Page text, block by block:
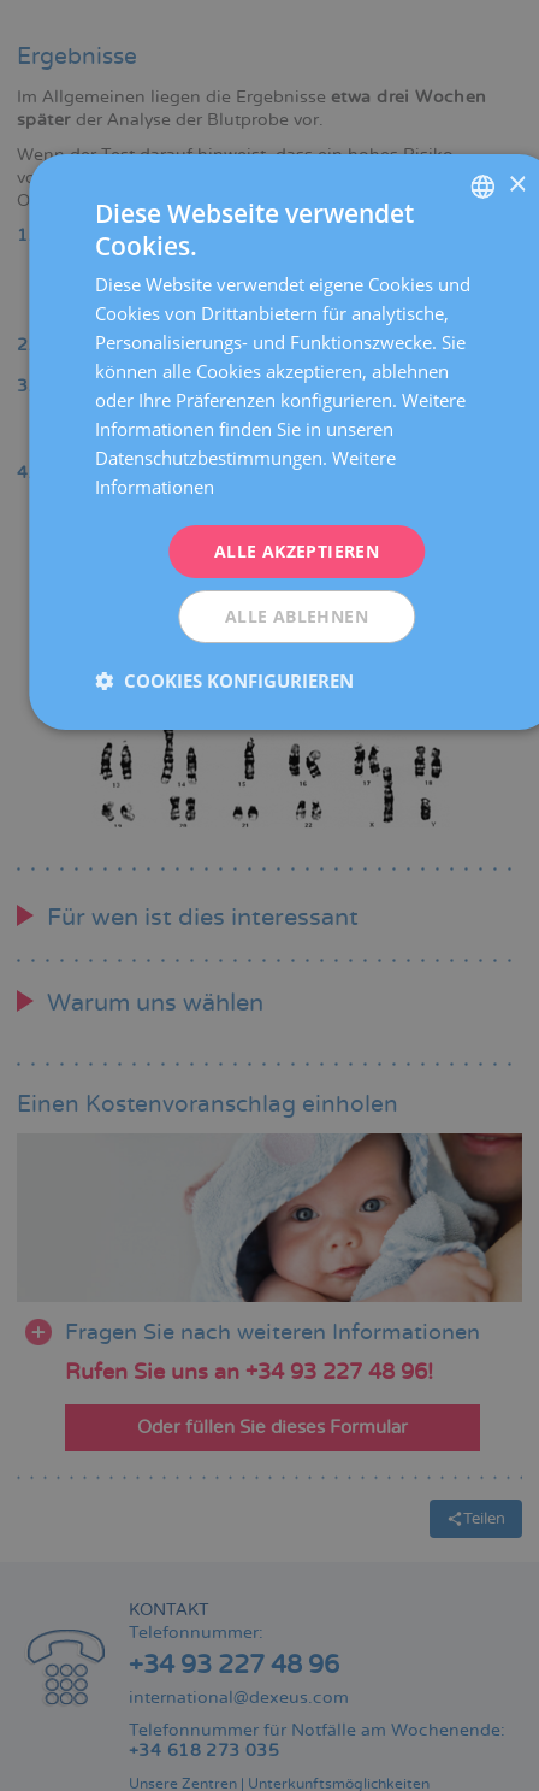
Ergebnisse
Im Allgemeinen liegen die Ergebnisse etwa drei Wochen
später der Analyse der Blutprobe vor.
Wenn der Test darauf hinweist, dass ein hohes Risiko
vorliegt, ein betroffenes Kind zu bekommen, gibt es folgende
Optionen:
Schwangerschaft
Reproduktionstechnik)
der ersten Schwangerschaftswochen, um festzustellen, ob
das Kind betroffen ist.
In-vitro-Fertilisation mit Präimplantationsdiagnostik
Assistierte Reproduktion mit Sperma eines Spenders
oder Eizellen einer Spenderin(der/die kein Träger dieser
Krankheit ist).
Keine der vorstehenden Maßnahmen ergreifen und damit
riskieren, dass das Kind mit einer genetisch bedingten
Für wen ist dies interessant
Warum uns wählen
Einen Kostenvoranschlag einholen
Fragen Sie nach weiteren Informationen
Rufen Sie uns an +34 93 227 48 96!
Oder füllen Sie dieses Formular
Teilen
KONTAKT
Telefonnummer:
+34 93 227 48 96
international@dexeus.com
Telefonnummer für Notfälle am Wochenende:
+34 618 273 035
Unsere Zentren Unterkunftsmöglichkeiten
CATALÀ
DEUTSCH
×
Diese Webseite verwendet
Cookies.
Diese Website verwendet eigene Cookies und
Cookies von Drittanbietern für analytische,
Personalisierungs- und Funktionszwecke. Sie
können alle Cookies akzeptieren, ablehnen
oder Ihre Präferenzen konfigurieren. Weitere
Informationen finden Sie in unseren
Datenschutzbestimmungen. Weitere
Informationen
ALLE AKZEPTIEREN
ALLE ABLEHNEN
COOKIES KONFIGURIEREN